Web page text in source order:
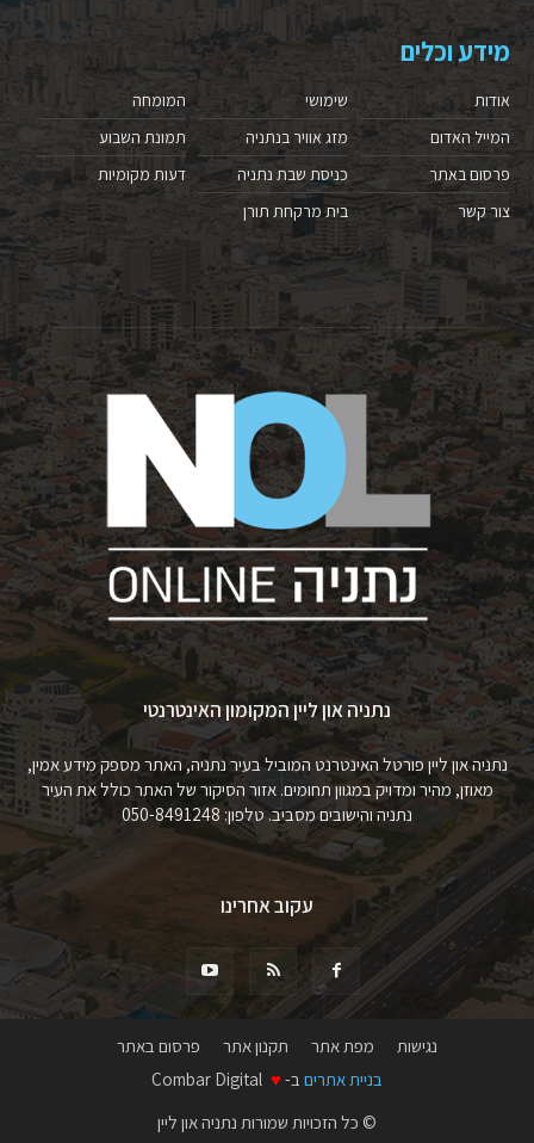
מידע וכלים
אודות
המייל האדום
פרסום באתר
צור קשר
שימושי
מזג אוויר בנתניה
כניסת שבת נתניה
בית מרקחת תורן
המומחה
תמונת השבוע
דעות מקומיות
נתניה און ליין המקומון האינטרנטי
נתניה און ליין פורטל האינטרנט המוביל בעיר נתניה, האתר מספק מידע אמין,
מאוזן, מהיר ומדויק במגוון תחומים. אזור הסיקור של האתר כולל את העיר
נתניה והישובים מסביב. טלפון: 050-8491248
עקוב אחרינו
נגישות מפת אתר תקנון אתר
פרסום באתר
בניית אתרים ב- ♥
© כל הזכויות שמורות נתניה און ליין